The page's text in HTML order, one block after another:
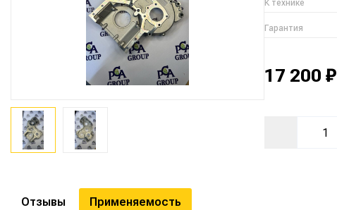
К технике
Гарантия
17 200 ₽
Отзывы Применяемость